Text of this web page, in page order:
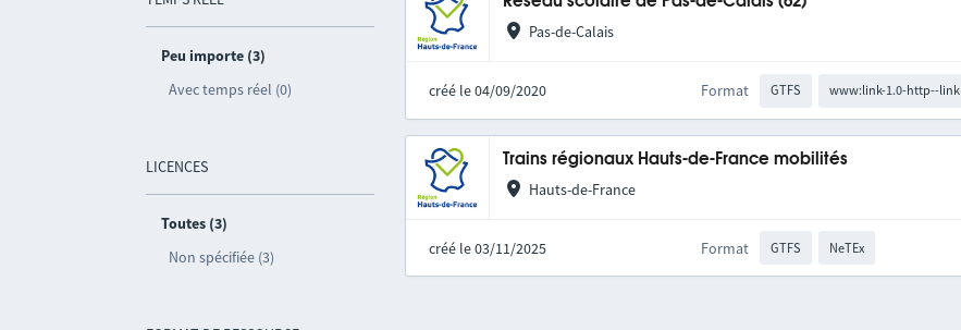
Peu importe (3)
Avec temps réel (0)
LICENCES
Toutes (3)
Non spécifiée (3)
Pas-de-Calais
créé le 04/09/2020 Format GTFS www:link-1.0-http--link
Trains régionaux Hauts-de-France mobilités
Hauts-de-France
créé le 03/11/2025 Format GTFS NeTEx